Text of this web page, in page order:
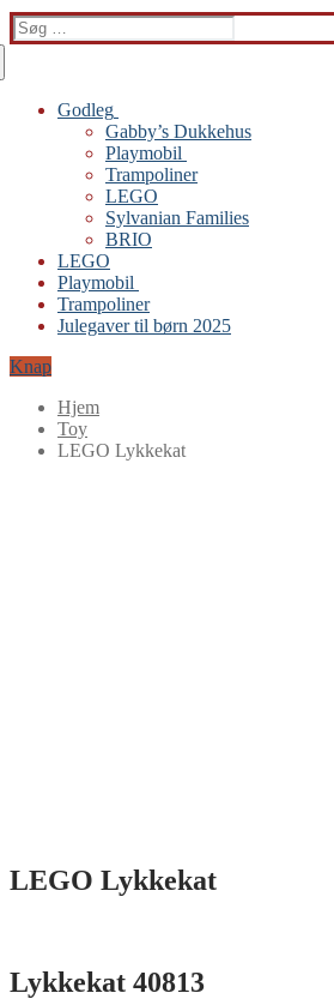
Søg
efter:
Godleg
Gabby’s Dukkehus
Playmobil
Trampoliner
LEGO
Sylvanian Families
BRIO
LEGO
Playmobil
Trampoliner
Julegaver til børn 2025
Knap
Hjem
Toy
LEGO Lykkekat
LEGO Lykkekat
Lykkekat 40813